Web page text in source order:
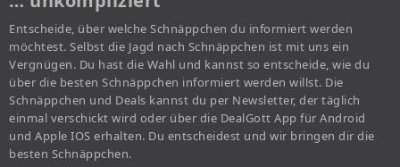
Entscheide, über welche Schnäppchen du informiert werden
möchtest. Selbst die Jagd nach Schnäppchen ist mit uns ein
Vergnügen. Du hast die Wahl und kannst so entscheide, wie du
über die besten Schnäppchen informiert werden willst. Die
Schnäppchen und Deals kannst du per Newsletter, der täglich
einmal verschickt wird oder über die DealGott App für Android
und Apple IOS erhalten. Du entscheidest und wir bringen dir die
besten Schnäppchen.